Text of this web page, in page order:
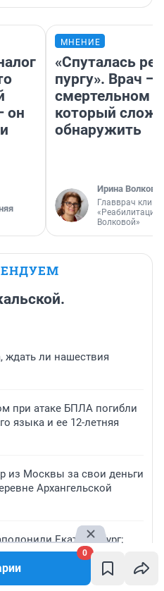
0
он
МНЕНИЕ
«Спуталась
пургу». Врач —
смертельном
который
обнаружить
Ирина Волкова
Главврач
«Реабилитация
Волковой»
ждать ли нашествия
при атаке БПЛА погибли
языка и ее 12-летняя
из Москвы за свои деньги
Архангельской
Екатеринбург:
оставили жен без